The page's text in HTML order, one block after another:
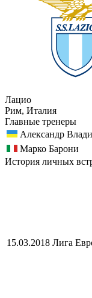
Лацио
Рим, Италия
Главные тренеры
Александр
Марко Барони
История личных
15.03.2018 Лига